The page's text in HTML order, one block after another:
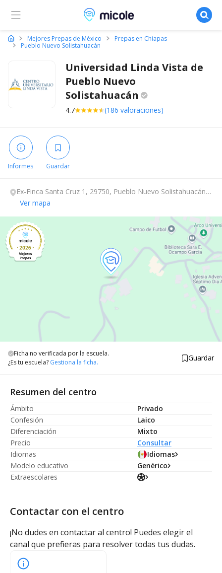
Micole, buscador de colegios
Mejores Prepas de México
Prepas en Chiapas
Pueblo Nuevo Solistahuacán
Universidad Linda Vista de
Pueblo Nuevo
Solistahuacán
4.7 (186 valoraciones)
Informes Guardar
Ex-Finca Santa Cruz 1, 29750, Pueblo Nuevo Solistahuacán,
Chiapas.
Ver mapa
Ficha no verificada por la escuela.
¿Es tu escuela? Gestiona la ficha. Guardar
Resumen del centro
Ámbito
Privado
Confesión
Laico
Diferenciación
Mixto
Precio
Consultar
Idiomas
Idiomas
Modelo educativo
Genérico
Extraescolares
Contactar con el centro
¡No dudes en contactar al centro! Puedes elegir el
canal que prefieras para resolver todas tus dudas.